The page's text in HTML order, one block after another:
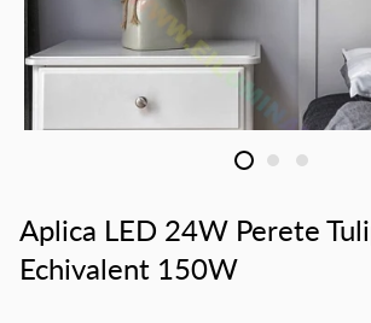
Aplica LED 24W Perete
Echivalent 150W